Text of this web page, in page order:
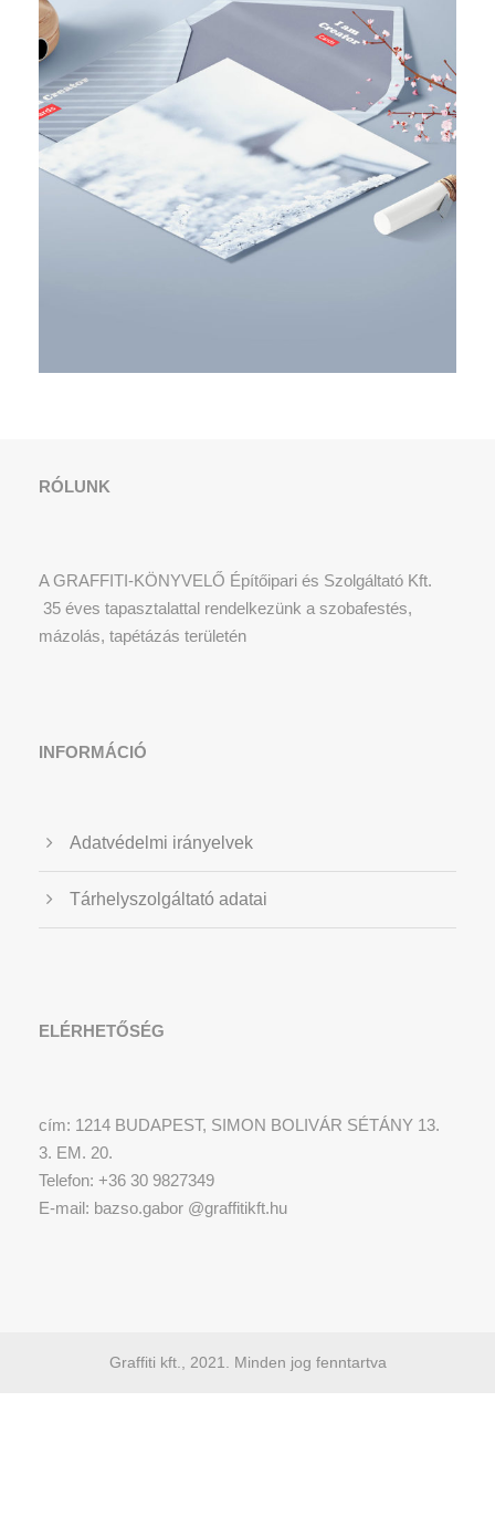
BUSINESS PLANNING STRATEGY
RÓLUNK
A GRAFFITI-KÖNYVELŐ Építőipari és Szolgáltató Kft.
35 éves tapasztalattal rendelkezünk a szobafestés,
mázolás, tapétázás területén
INFORMÁCIÓ
Adatvédelmi irányelvek
Tárhelyszolgáltató adatai
ELÉRHETŐSÉG
cím: 1214 BUDAPEST, SIMON BOLIVÁR SÉTÁNY 13.
3. EM. 20.
Telefon: +36 30 9827349
E-mail: bazso.gabor @graffitikft.hu
Graffiti kft., 2021. Minden jog fenntartva